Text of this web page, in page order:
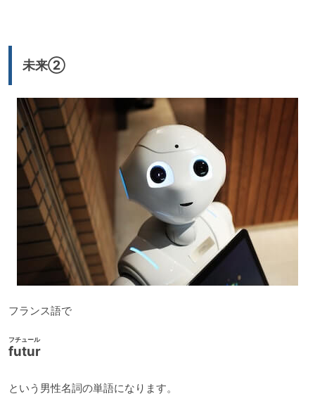
ー
未来②
フランス語で
futur
フチュール
という男性名詞の単語になります。